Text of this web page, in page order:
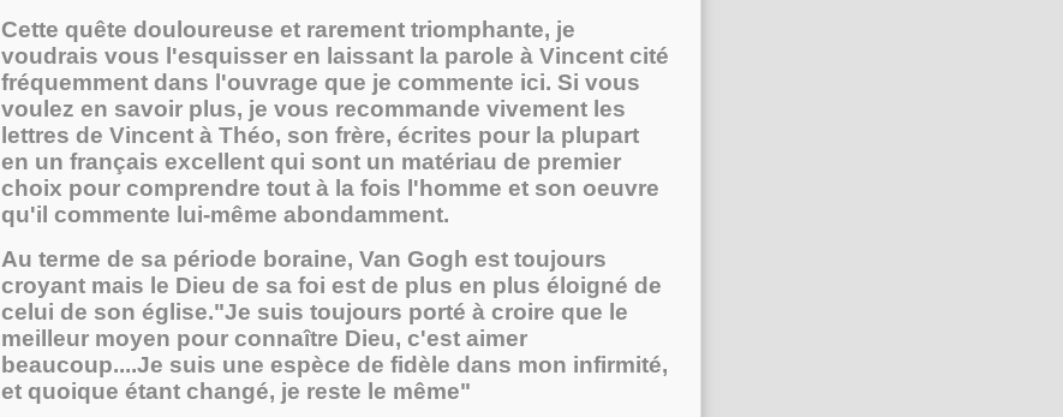
Cette quête douloureuse et rarement triomphante, je
voudrais vous l'esquisser en laissant la parole à Vincent cité
fréquemment dans l'ouvrage que je commente ici. Si vous
voulez en savoir plus, je vous recommande vivement les
lettres de Vincent à Théo, son frère, écrites pour la plupart
en un français excellent qui sont un matériau de premier
choix pour comprendre tout à la fois l'homme et son oeuvre
qu'il commente lui-même abondamment.
Au terme de sa période boraine, Van Gogh est toujours
croyant mais le Dieu de sa foi est de plus en plus éloigné de
celui de son église."Je suis toujours porté à croire que le
meilleur moyen pour connaître Dieu, c'est aimer
beaucoup....Je suis une espèce de fidèle dans mon infirmité,
et quoique étant changé, je reste le même"